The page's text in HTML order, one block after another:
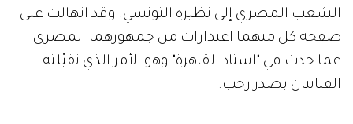
الشعب المصري إلى نظيره التونسي. وقد انهالت على
صفحة كل منهما اعتذارات من جمهورهما المصري
عما حدث في "استاد القاهرة" وهو الأمر الذي تقبّلته
الفنانتان بصدر رحب.